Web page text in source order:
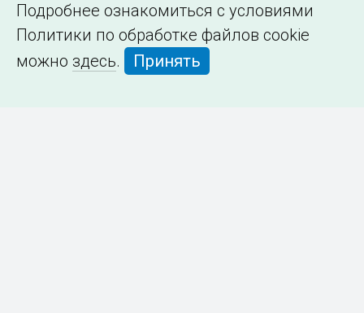
Подробнее ознакомиться с условиями
Политики по обработке файлов cookie
можно здесь. Принять